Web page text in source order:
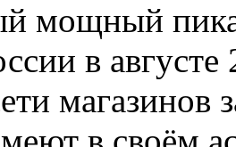
мощный
в
магазинов